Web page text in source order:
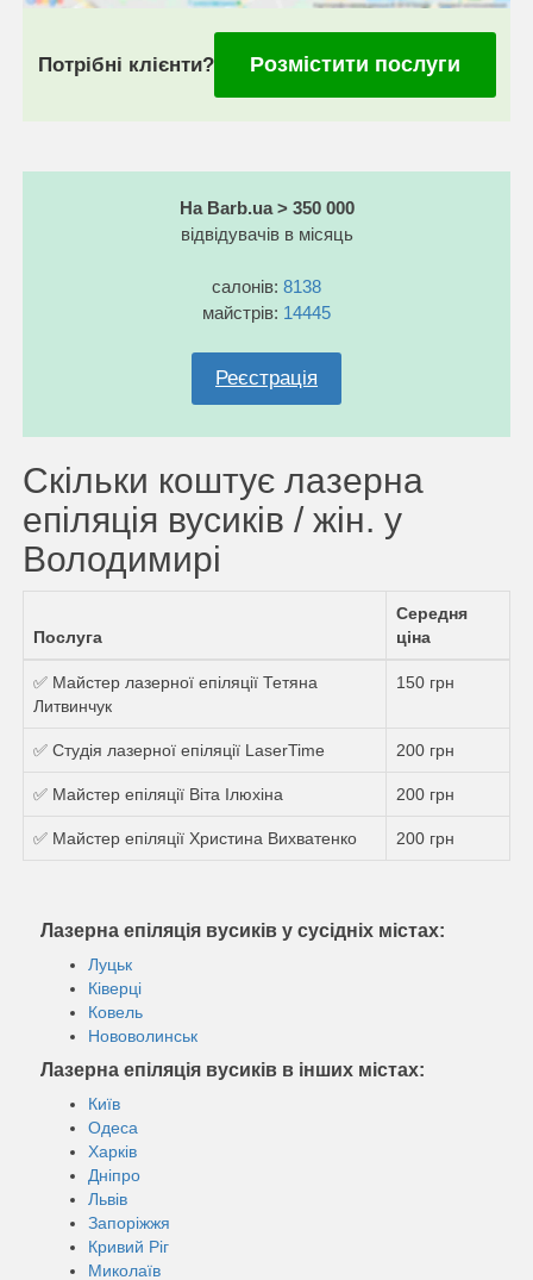
Потрібні клієнти? Розмістити послуги
На Barb.ua > 350 000
відвідувачів в місяць
салонів: 8138
майстрів: 14445
Реєстрація
Скільки коштує лазерна
епіляція вусиків / жін. у
Володимирі
Послуга
Середня
ціна
✅ Майстер лазерної епіляції Тетяна
Литвинчук
150 грн
✅ Студія лазерної епіляції LaserTime 200 грн
✅ Майстер епіляції Віта Ілюхіна 200 грн
✅ Майстер епіляції Христина Вихватенко 200 грн
Лазерна епіляція вусиків у сусідніх містах:
Луцьк
Ківерці
Ковель
Нововолинськ
Лазерна епіляція вусиків в інших містах:
Київ
Одеса
Харків
Дніпро
Львів
Запоріжжя
Кривий Ріг
Миколаїв